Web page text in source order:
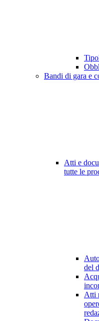
Bandi di gara e
Atti e
tutte le
del
Atti